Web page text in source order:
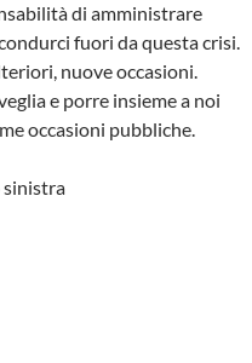
di amministrare
fuori da questa crisi.
nuove occasioni.
e porre insieme a noi
occasioni pubbliche.
sinistra